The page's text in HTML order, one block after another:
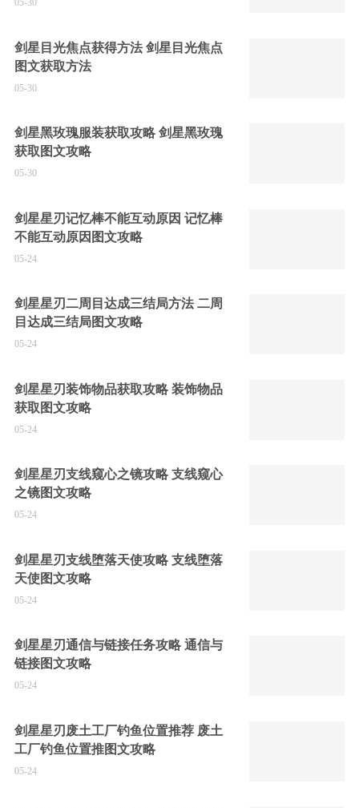
05-30
剑星目光焦点获得方法 剑星目光焦点
图文获取方法
05-30
剑星黑玫瑰服装获取攻略 剑星黑玫瑰
获取图文攻略
05-30
剑星星刃记忆棒不能互动原因 记忆棒
不能互动原因图文攻略
05-24
剑星星刃二周目达成三结局方法 二周
目达成三结局图文攻略
05-24
剑星星刃装饰物品获取攻略 装饰物品
获取图文攻略
05-24
剑星星刃支线窥心之镜攻略 支线窥心
之镜图文攻略
05-24
剑星星刃支线堕落天使攻略 支线堕落
天使图文攻略
05-24
剑星星刃通信与链接任务攻略 通信与
链接图文攻略
05-24
剑星星刃废土工厂钓鱼位置推荐 废土
工厂钓鱼位置推图文攻略
05-24